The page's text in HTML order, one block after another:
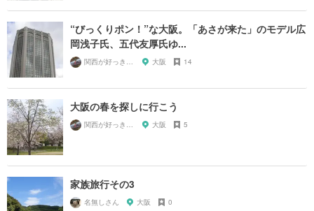
“びっくりポン！”な大阪。「あさが来た」のモデル広
岡浅子氏、五代友厚氏ゆ...
関西が好っきゃねん 大阪 14
大阪の春を探しに行こう
関西が好っきゃねん 大阪 5
家族旅行その3
名無しさん 大阪 0